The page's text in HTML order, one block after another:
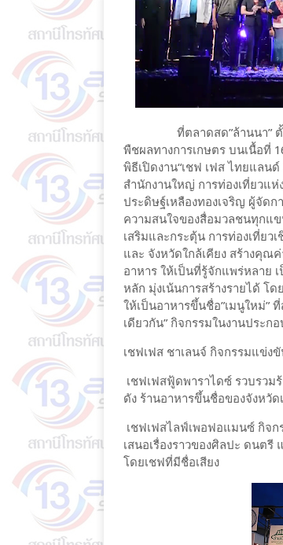
ที่ตลาดสด”ล้านนา” ตั้งอยู่
พืชผลทางการเกษตร บนเนื้อที่
พิธีเปิดงาน“เชฟ เฟส ไทยแลน
สำนักงานใหญ่ การท่องเที่ยวแห่
ประดิษฐ์เหลืองทองเจริญ ผู้จัด
ความสนใจของสื่อมวลชนทุกแข
เสริมและกระตุ้น การท่องเที่ย
และ จังหวัดใกล้เคียง สร้างคุ
อาหาร ให้เป็นที่รู้จักแพร่หลาย
หลัก มุ่งเน้นการสร้างรายได้ โ
ให้เป็นอาหารขึ้นชื่อ”เมนูใหม่”
เดียวกัน” กิจกรรมในงานประก
เชฟเฟส ชาเลนจ์ กิจกรรมแข่ง
เชฟเฟสฟู้ดพาราไดซ์ รวบรวม
ดัง ร้านอาหารขึ้นชื่อของจังห
เชฟเฟสไลฟ์เพอฟอแมนซ์ กิจก
เสนอเรื่องราวของศิลปะ ดนตรี
โดยเชฟที่มีชื่อเสียง